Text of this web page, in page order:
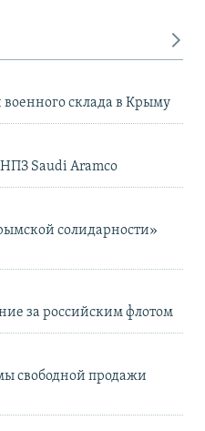
склада в Крыму
НПЗ Saudi Aramco
солидарности»
за российским флотом
свободной продажи